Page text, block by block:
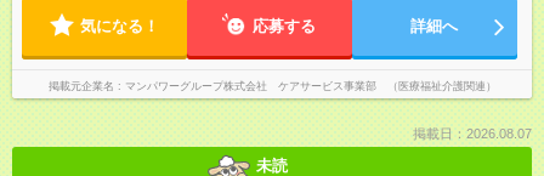
気になる！ 応募する 詳細へ
掲載元企業名 マンパワーグループ株式会社 ケアサービス事業部 （医療福祉介護関連）
掲載日：2026.08.07
未読